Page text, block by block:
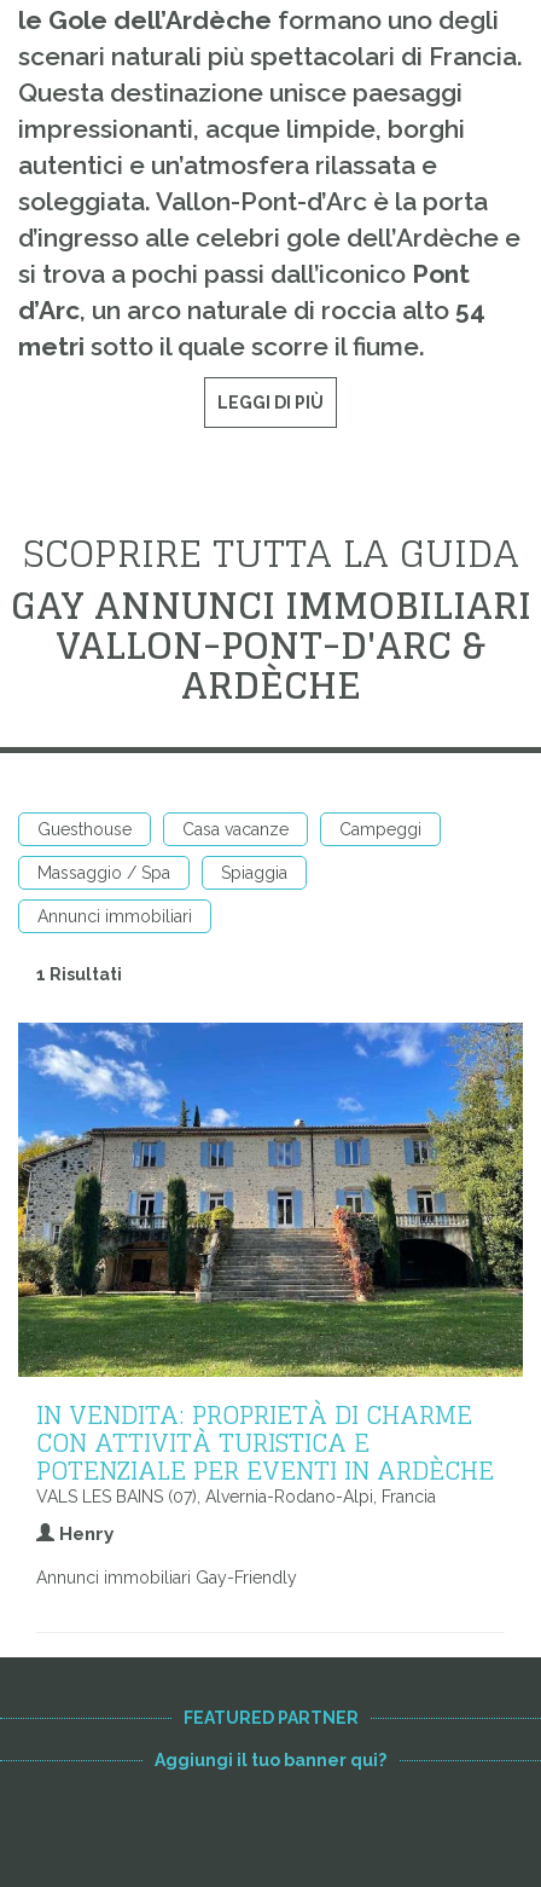
le Gole dell’Ardèche formano uno degli
scenari naturali più spettacolari di Francia.
Questa destinazione unisce paesaggi
impressionanti, acque limpide, borghi
autentici e un’atmosfera rilassata e
soleggiata. Vallon-Pont-d’Arc è la porta
d’ingresso alle celebri gole dell’Ardèche e
si trova a pochi passi dall’iconico Pont
d’Arc, un arco naturale di roccia alto 54
metri sotto il quale scorre il fiume.
LEGGI DI PIÙ
SCOPRIRE TUTTA LA GUIDA
GAY ANNUNCI IMMOBILIARI
VALLON-PONT-D'ARC &
ARDÈCHE
Guesthouse Casa vacanze Campeggi
Massaggio / Spa Spiaggia
Annunci immobiliari
1 Risultati
IN VENDITA: PROPRIETÀ DI CHARME
CON ATTIVITÀ TURISTICA E
POTENZIALE PER EVENTI IN ARDÈCHE
VALS LES BAINS (07), Alvernia-Rodano-Alpi, Francia
Henry
Annunci immobiliari Gay-Friendly
FEATURED PARTNER
Aggiungi il tuo banner qui?